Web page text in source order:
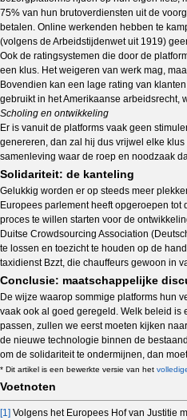
75% van hun brutoverdiensten uit de
betalen. Online werkenden hebben te
(volgens de Arbeidstijdenwet uit 1919)
Ook de ratingsystemen die door de
een klus. Het weigeren van werk mag,
Bovendien kan een lage rating van
gebruikt in het Amerikaanse arbeidsrecht,
Scholing en ontwikkeling
Er is vanuit de platforms vaak geen
genereren, dan zal hij dus vrijwel elke
samenleving waar de roep en noodzaak
Solidariteit: de kanteling
Gelukkig worden er op steeds meer
Europees parlement heeft opgeroepen
proces te willen starten voor de
Duitse Crowdsourcing Association
te lossen en toezicht te houden op de
taxidienst Bzzt, die chauffeurs gewoon in
Conclusie: maatschappelijke
De wijze waarop sommige platforms hun
vaak ook al goed geregeld. Welk beleid is
passen, zullen we eerst moeten kijken
de nieuwe technologie binnen de
om de solidariteit te ondermijnen, dan
* Dit artikel is een bewerkte versie van het
Voetnoten
[1] Volgens het Europees Hof van Justitie